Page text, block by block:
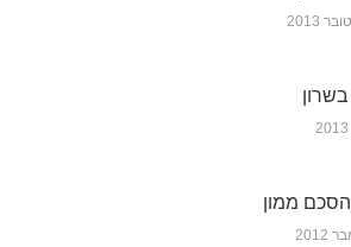
בשרון
ממון